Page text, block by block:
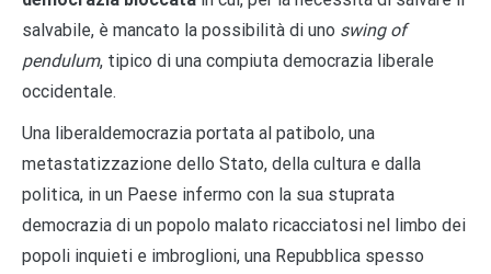
salvabile, è mancato la possibilità di uno swing of
pendulum, tipico di una compiuta democrazia liberale
occidentale.
Una liberaldemocrazia portata al patibolo, una
metastatizzazione dello Stato, della cultura e dalla
politica, in un Paese infermo con la sua stuprata
democrazia di un popolo malato ricacciatosi nel limbo dei
popoli inquieti e imbroglioni, una Repubblica spesso